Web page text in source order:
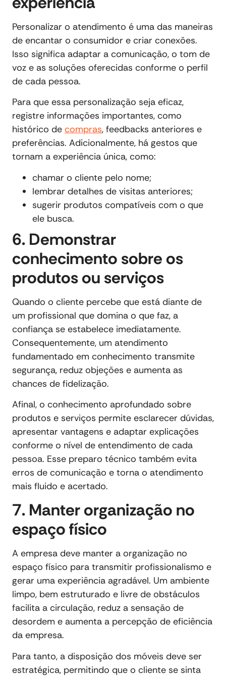
Personalizar o atendimento é uma das maneiras
de encantar o consumidor e criar conexões.
Isso significa adaptar a comunicação, o tom de
voz e as soluções oferecidas conforme o perfil
de cada pessoa.
Para que essa personalização seja eficaz,
registre informações importantes, como
histórico de compras, feedbacks anteriores e
preferências. Adicionalmente, há gestos que
tornam a experiência única, como:
chamar o cliente pelo nome;
lembrar detalhes de visitas anteriores;
sugerir produtos compatíveis com o que
ele busca.
6. Demonstrar
conhecimento sobre os
produtos ou serviços
Quando o cliente percebe que está diante de
um profissional que domina o que faz, a
confiança se estabelece imediatamente.
Consequentemente, um atendimento
fundamentado em conhecimento transmite
segurança, reduz objeções e aumenta as
chances de fidelização.
Afinal, o conhecimento aprofundado sobre
produtos e serviços permite esclarecer dúvidas,
apresentar vantagens e adaptar explicações
conforme o nível de entendimento de cada
pessoa. Esse preparo técnico também evita
erros de comunicação e torna o atendimento
mais fluido e acertado.
7. Manter organização no
espaço físico
A empresa deve manter a organização no
espaço físico para transmitir profissionalismo e
gerar uma experiência agradável. Um ambiente
limpo, bem estruturado e livre de obstáculos
facilita a circulação, reduz a sensação de
desordem e aumenta a percepção de eficiência
da empresa.
Para tanto, a disposição dos móveis deve ser
estratégica, permitindo que o cliente se sinta